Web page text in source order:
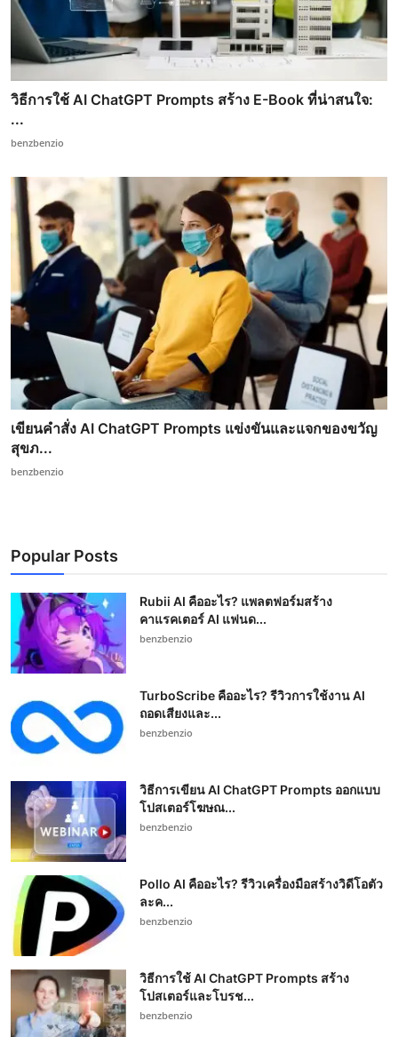
วิธีการใช้ AI ChatGPT Prompts สร้าง E-Book ที่น่าสนใจ:
...
benzbenzio
เขียนคำสั่ง AI ChatGPT Prompts แข่งขันและแจกของขวัญ
สุขภ...
benzbenzio
Popular Posts
Rubii AI คืออะไร? แพลตฟอร์มสร้าง
คาแรคเตอร์ AI แฟนด...
benzbenzio
TurboScribe คืออะไร? รีวิวการใช้งาน AI
ถอดเสียงและ...
benzbenzio
วิธีการเขียน AI ChatGPT Prompts ออกแบบ
โปสเตอร์โฆษณ...
benzbenzio
Pollo AI คืออะไร? รีวิวเครื่องมือสร้างวิดีโอตัว
ละค...
benzbenzio
วิธีการใช้ AI ChatGPT Prompts สร้าง
โปสเตอร์และโบรช...
benzbenzio